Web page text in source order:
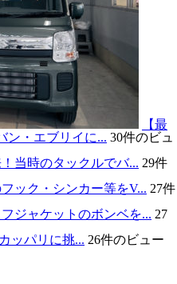
【最
ン・エブリイに... 30件のビュ
当時のタックルでバ... 29件
ック・シンカー等をV... 27件
ジャケットのボンベを... 27
ッパリに挑... 26件のビュー